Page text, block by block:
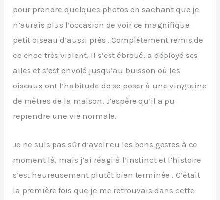
pour prendre quelques photos en sachant que je
n’aurais plus l’occasion de voir ce magnifique
petit oiseau d’aussi près . Complètement remis de
ce choc très violent, Il s’est ébroué, a déployé ses
ailes et s’est envolé jusqu’au buisson où les
oiseaux ont l’habitude de se poser à une vingtaine
de mètres de la maison. J’espère qu’il a pu
reprendre une vie normale.
Je ne suis pas sûr d’avoir eu les bons gestes à ce
moment là, mais j’ai réagi à l’instinct et l’histoire
s’est heureusement plutôt bien terminée . C’était
la première fois que je me retrouvais dans cette